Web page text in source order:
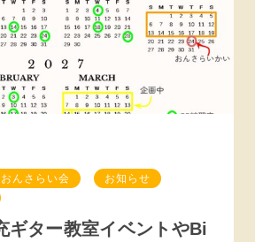
おんさらい会
お知らせ
ギター教室イベントやBi